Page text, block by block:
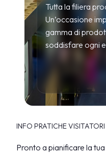
Download loghi
THE JEWELLERY
Oroarezzo
Valenza Gem
VISITA
Tutta la filiera
Un’occasione
gamma di
soddisfare ogni
INFO PRATICHE VISITATORI
Pronto a pianificare la